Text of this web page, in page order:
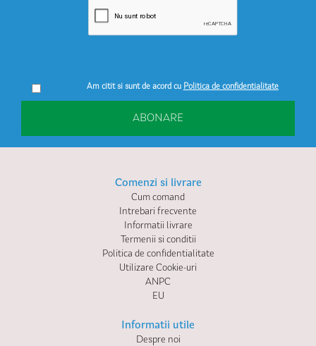
Am citit si sunt de acord cu Politica de confidentialitate
ABONARE
Comenzi si livrare
Cum comand
Intrebari frecvente
Informatii livrare
Termenii si conditii
Politica de confidentialitate
Utilizare Cookie-uri
ANPC
EU
Informatii utile
Despre noi